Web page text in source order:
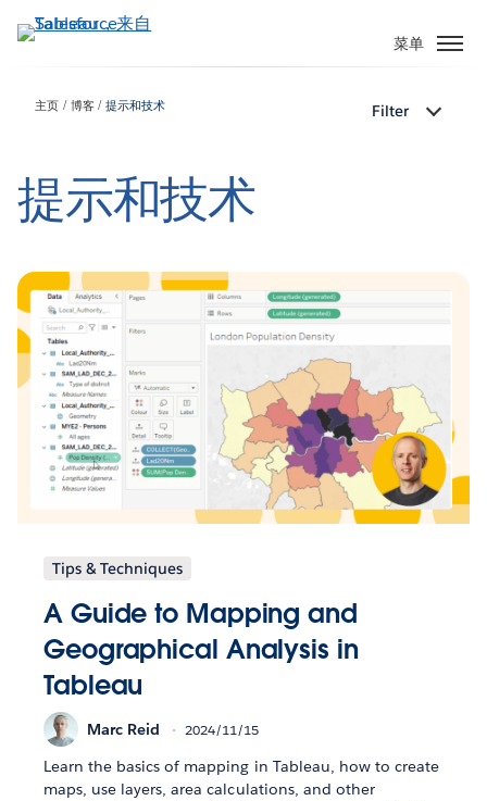
转
菜单
主页 博客 提示和技术 Filter
提示和技术
Tips & Techniques
A Guide to Mapping and
Geographical Analysis in
Tableau
Marc Reid 2024/11/15
Learn the basics of mapping in Tableau, how to create
maps, use layers, area calculations, and other